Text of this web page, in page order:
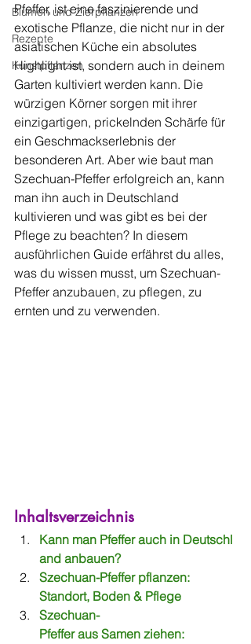
Blumen und Zierpflanzen
Rezepte
Kunstpflanzen
Pfeffer, ist eine faszinierende und
exotische Pflanze, die nicht nur in der
asiatischen Küche ein absolutes
Highlight ist, sondern auch in deinem
Garten kultiviert werden kann. Die
würzigen Körner sorgen mit ihrer
einzigartigen, prickelnden Schärfe für
ein Geschmackserlebnis der
besonderen Art. Aber wie baut man
Szechuan-Pfeffer erfolgreich an, kann
man ihn auch in Deutschland
kultivieren und was gibt es bei der
Pflege zu beachten? In diesem
ausführlichen Guide erfährst du alles,
was du wissen musst, um Szechuan-
Pfeffer anzubauen, zu pflegen, zu
ernten und zu verwenden.
Inhaltsverzeichnis
Kann man Pfeffer auch in Deutschl
and anbauen?
Szechuan-Pfeffer pflanzen:
Standort, Boden & Pflege
Szechuan-
Pfeffer aus Samen ziehen: